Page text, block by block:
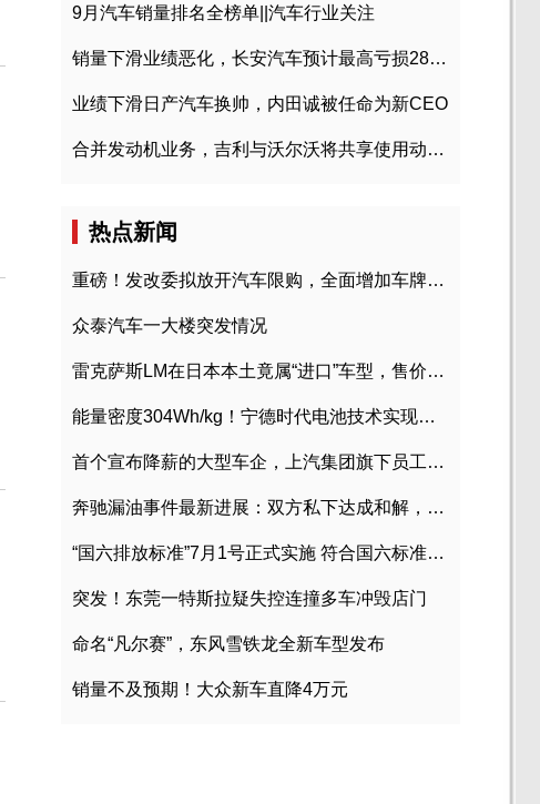
9月汽车销量排名全榜单||汽车行业关注
销量下滑业绩恶化，长安汽车预计最高亏损28亿元
业绩下滑日产汽车换帅，内田诚被任命为新CEO
合并发动机业务，吉利与沃尔沃将共享使用动力总成
热点新闻
重磅！发改委拟放开汽车限购，全面增加车牌指标
众泰汽车一大楼突发情况
雷克萨斯LM在日本本土竟属“进口”车型，售价2580万日元
能量密度304Wh/kg！宁德时代电池技术实现突破
首个宣布降薪的大型车企，上汽集团旗下员工降薪文件曝光
奔驰漏油事件最新进展：双方私下达成和解，工商已介入调查
“国六排放标准”7月1号正式实施 符合国六标准车型目录一览
突发！东莞一特斯拉疑失控连撞多车冲毁店门
命名“凡尔赛”，东风雪铁龙全新车型发布
销量不及预期！大众新车直降4万元